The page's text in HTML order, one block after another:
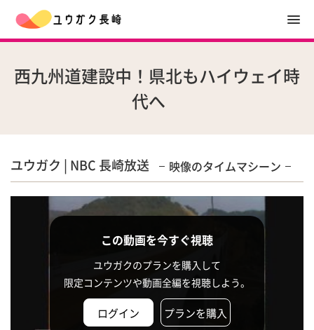
西九州道建設中！県北もハイウェイ時
代へ
ユウガク | NBC 長崎放送 映像のタイムマシーン
この動画を今すぐ視聴
ユウガクのプランを購入して
限定コンテンツや動画全編を視聴しよう。
ログイン プランを購入